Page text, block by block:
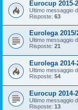
Eurocup 2015-
Ultimo messaggio
Risposte: 63
Eurolega 2015/
Ultimo messaggio
Risposte: 21
Eurolega 2014-
Ultimo messaggio
Risposte: 54
Eurocup 2014-
Ultimo messaggio
Risposte: 13